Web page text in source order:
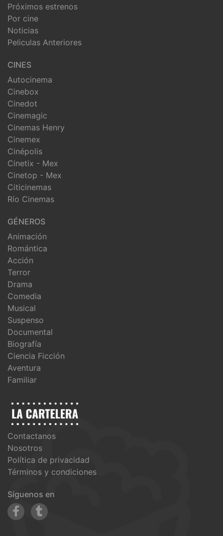
Próximos estrenos
Por cine
Noticias
Peliculas Anteriores
CINES
Autocinema
Cinebox
Cinedot
Cinemagic
Cinemas Henry
Cinemex
Cinépolis
Cinetix - Mex
Cinetop - Mex
Citicinemas
Río Cinemas
GÉNEROS
Animación
Romántica
Acción
Terror
Drama
Comedia
Musical
Suspenso
Documental
Biografía
Ciencia Ficción
Aventura
Familiar
Contactanos
Nosotros
Política de privacidad
Términos y condiciones
Síguenos en